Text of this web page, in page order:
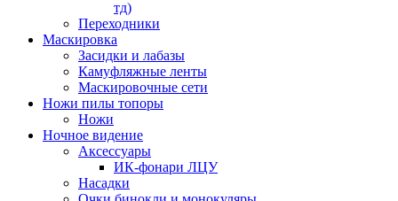
тд)
Переходники
Маскировка
Засидки и лабазы
Камуфляжные ленты
Маскировочные сети
Ножи пилы топоры
Ножи
Ночное видение
Аксессуары
ИК-фонари ЛЦУ
Насадки